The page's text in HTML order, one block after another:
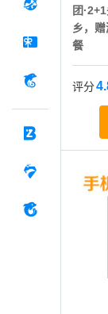
团
乡，
餐
评分